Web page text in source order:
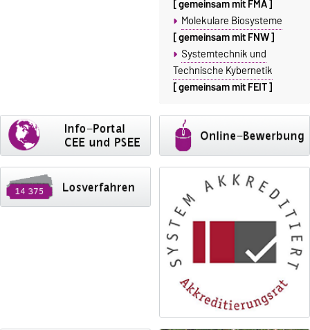
[ gemeinsam mit FMA ]
Molekulare Biosysteme
[ gemeinsam mit FNW ]
Systemtechnik und
Technische Kybernetik
[ gemeinsam mit FEIT ]